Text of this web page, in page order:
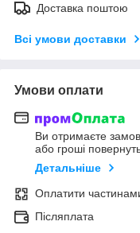
Доставка поштою
Всі умови доставки
Умови оплати
Ви отримаєте
або гроші
Детальніше
Оплатити
Післяплата